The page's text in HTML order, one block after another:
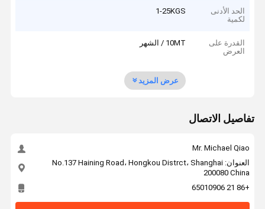
الحد الأدنى
لكمية
1-25KGS
القدرة على
العرض
10MT / الشهر
عرض المزيد
تفاصيل الاتصال
Mr. Michael Qiao
العنوان: No.137 Haining Road، Hongkou Distrct، Shanghai
200080 China
+86 21 65010906